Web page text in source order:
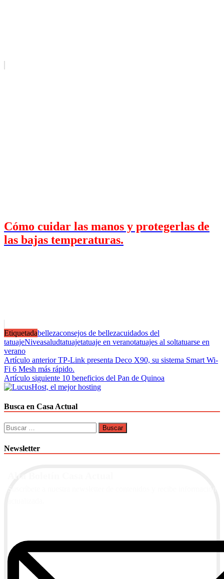
Cómo cuidar las manos y protegerlas de
las bajas temperaturas.
Etiquetadabellezaconsejos de bellezacuidados del
tatuajeNiveasaludtatuajetatuaje en veranotatuajes al soltatuarse en
verano
Navegación
de
entradas
Artículo anterior TP-Link presenta Deco X90, su sistema Smart Wi-
Fi 6 Mesh más rápido.
Artículo siguiente 10 beneficios del Pan de Quinoa
Busca en Casa Actual
Buscar:
Newsletter